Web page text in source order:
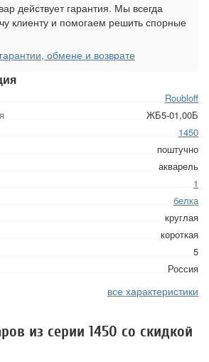
Roubloff
ЖБ5-01,00Б
1450
поштучно
акварель
1
белка
круглая
короткая
5
Россия
все характеристики
действует гарантия. Мы всегда
клиенту и помогаем решить спорные
обмене и возврате
из серии 1450 со скидкой